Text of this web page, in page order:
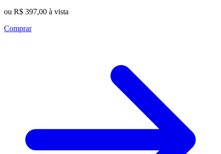
ou R$ 397,00 à vista
Comprar